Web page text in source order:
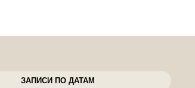
ЗАПИСИ ПО ДАТАМ